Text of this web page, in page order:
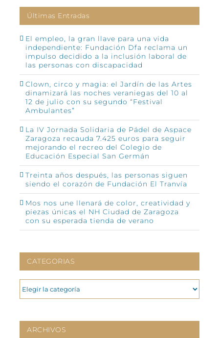
Últimas Entradas
El empleo, la gran llave para una vida
independiente: Fundación Dfa reclama un
impulso decidido a la inclusión laboral de
las personas con discapacidad
Clown, circo y magia: el Jardín de las Artes
dinamizará las noches veraniegas del 10 al
12 de julio con su segundo “Festival
Ambulantes”
La IV Jornada Solidaria de Pádel de Aspace
Zaragoza recauda 7.425 euros para seguir
mejorando el recreo del Colegio de
Educación Especial San Germán
Treinta años después, las personas siguen
siendo el corazón de Fundación El Tranvía
Mos nos une llenará de color, creatividad y
piezas únicas el NH Ciudad de Zaragoza
con su esperada tienda de verano
CATEGORIAS
CATEGORIAS
ARCHIVOS